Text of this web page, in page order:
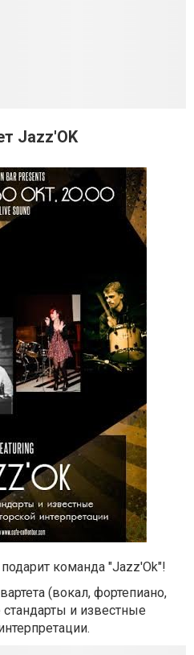
Jazz'OK
команда "Jazz'Ok"!
(вокал, фортепиано,
и известные